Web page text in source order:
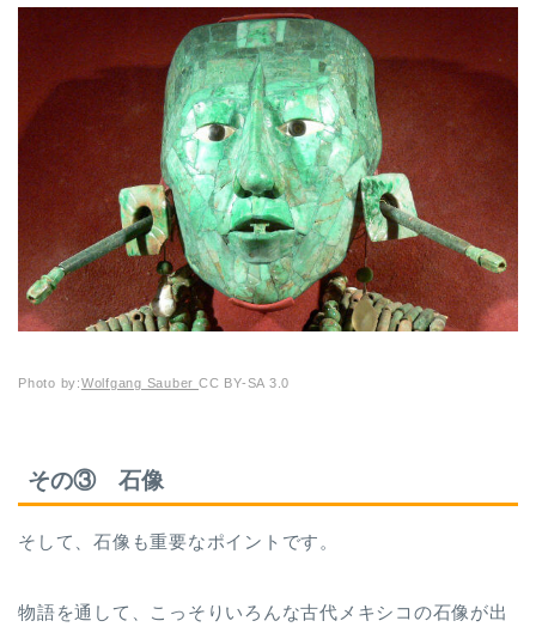
Photo by:Wolfgang SauberCC BY-SA 3.0
その③ 石像
そして、石像も重要なポイントです。
物語を通して、こっそりいろんな古代メキシコの石像が出